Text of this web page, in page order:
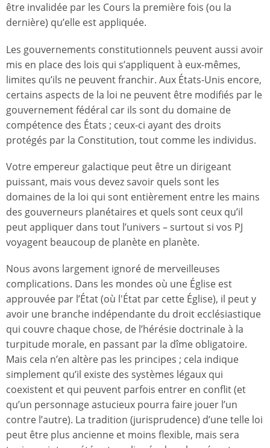
être invalidée par les Cours la première fois (ou la
dernière) qu’elle est appliquée.
Les gouvernements constitutionnels peuvent aussi avoir
mis en place des lois qui s’appliquent à eux-mêmes,
limites qu’ils ne peuvent franchir. Aux États-Unis encore,
certains aspects de la loi ne peuvent être modifiés par le
gouvernement fédéral car ils sont du domaine de
compétence des États ; ceux-ci ayant des droits
protégés par la Constitution, tout comme les individus.
Votre empereur galactique peut être un dirigeant
puissant, mais vous devez savoir quels sont les
domaines de la loi qui sont entièrement entre les mains
des gouverneurs planétaires et quels sont ceux qu’il
peut appliquer dans tout l’univers – surtout si vos PJ
voyagent beaucoup de planète en planète.
Nous avons largement ignoré de merveilleuses
complications. Dans les mondes où une Église est
approuvée par l’État (où l'État par cette Église), il peut y
avoir une branche indépendante du droit ecclésiastique
qui couvre chaque chose, de l’hérésie doctrinale à la
turpitude morale, en passant par la dîme obligatoire.
Mais cela n’en altère pas les principes ; cela indique
simplement qu’il existe des systèmes légaux qui
coexistent et qui peuvent parfois entrer en conflit (et
qu’un personnage astucieux pourra faire jouer l’un
contre l’autre). La tradition (jurisprudence) d’une telle loi
peut être plus ancienne et moins flexible, mais sera